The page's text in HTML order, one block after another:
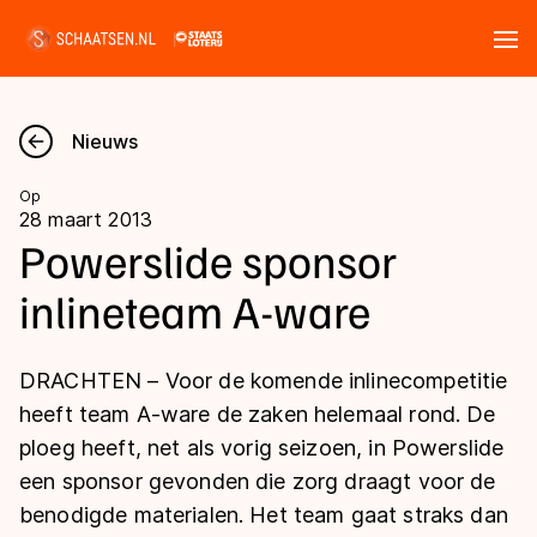
Nieuws
Kalender
Disciplines
Langebaan
Shorttrack
Inlineskaten
Uitslagen
Langebaan
Shorttrack
Marathon
Tijden & historie
Ranglijsten Langebaan
Nieuws
Op
28 maart 2013
Powerslide sponsor
inlineteam A-ware
DRACHTEN – Voor de komende inlinecompetitie
heeft team A-ware de zaken helemaal rond. De
ploeg heeft, net als vorig seizoen, in Powerslide
een sponsor gevonden die zorg draagt voor de
benodigde materialen. Het team gaat straks dan